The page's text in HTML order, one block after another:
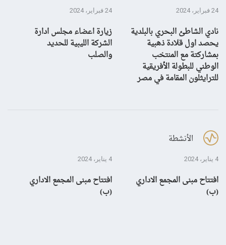
24 فبراير، 2024
نادي الشاطئ البحري بالبلدية
يحصد اول قلادة ذهبية
بمشاركتة مع المنتخب
الوطني للبطولة الأفريقية
للترايثلون المقامة في مصر
24 فبراير، 2024
زيارة اعضاء مجلس ادارة
الشركة الليبية للحديد
والصلب
الأنشطة
4 يناير، 2024
افتتاح مبنى المجمع الاداري
(ب)
4 يناير، 2024
افتتاح مبنى المجمع الاداري
(ب)